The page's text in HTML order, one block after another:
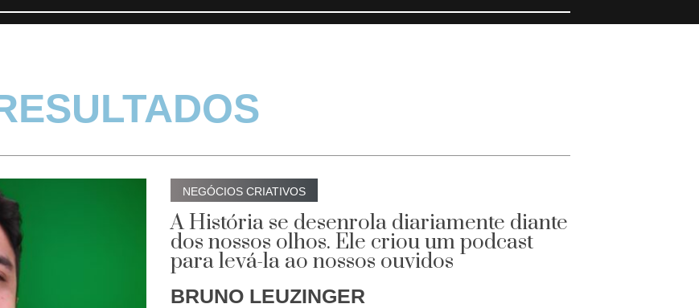
NEGÓCIOS CRIATIVOS
A História se desenrola diariamente diante
dos nossos olhos. Ele criou um podcast
para levá-la ao nossos ouvidos
BRUNO LEUZINGER